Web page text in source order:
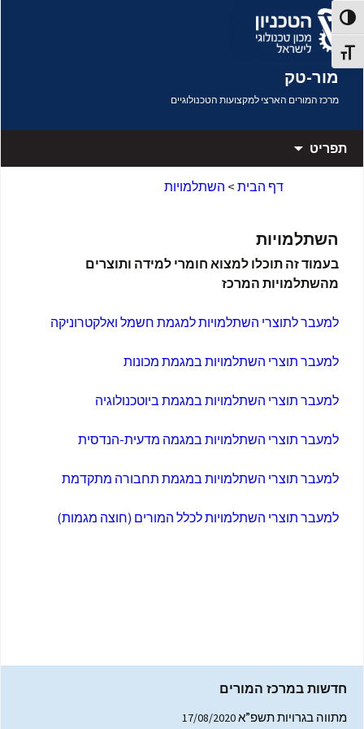
דלג לתוכן
הפעל/כבה ניגודיות גבוהה
מתג גודל גופן
מור-טק
מרכז המורים הארצי למקצועות הטכנולוגיים
תפריט
דף הבית > השתלמויות
השתלמויות
בעמוד זה תוכלו למצוא חומרי למידה ותוצרים
מהשתלמויות המרכז
למעבר לתוצרי השתלמויות למגמת חשמל ואלקטרוניקה
למעבר תוצרי השתלמויות במגמת מכונות
למעבר תוצרי השתלמויות במגמת ביוטכנולוגיה
למעבר תוצרי השתלמויות במגמה מדעית-הנדסית
למעבר תוצרי השתלמויות במגמת תחבורה מתקדמת
למעבר תוצרי השתלמויות לכלל המורים (חוצה מגמות)
חדשות במרכז המורים
מתווה בגרויות תשפ”א17/08/2020